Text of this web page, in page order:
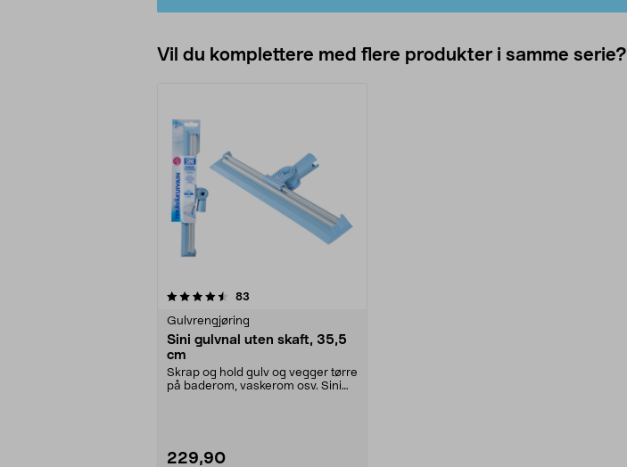
Vil du komplettere med flere produkter i samme serie?
83
Gulvrengjøring
Sini gulvnal uten skaft, 35,5
cm
Skrap og hold gulv og vegger tørre
på baderom, vaskerom osv. Sini
229,90